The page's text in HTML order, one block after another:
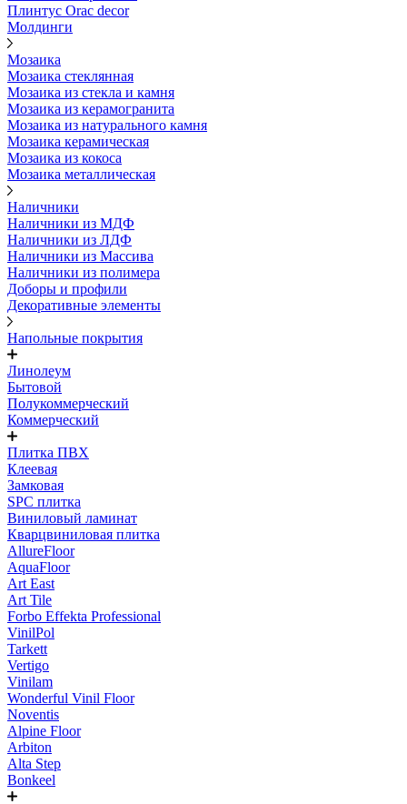
Плинтус Orac decor
Молдинги
Мозаика
Мозаика стеклянная
Мозаика из стекла и камня
Мозаика из керамогранита
Мозаика из натурального камня
Мозаика керамическая
Мозаика из кокоса
Мозаика металлическая
Наличники
Наличники из МДФ
Наличники из ЛДФ
Наличники из Массива
Наличники из полимера
Доборы и профили
Декоративные элементы
Напольные покрытия
Линолеум
Бытовой
Полукоммерческий
Коммерческий
Плитка ПВХ
Клеевая
Замковая
SPC плитка
Виниловый ламинат
Кварцвиниловая плитка
AllureFloor
AquaFloor
Art East
Art Tile
Forbo Effekta Professional
VinilPol
Tarkett
Vertigo
Vinilam
Wonderful Vinil Floor
Noventis
Alpine Floor
Arbiton
Alta Step
Bonkeel